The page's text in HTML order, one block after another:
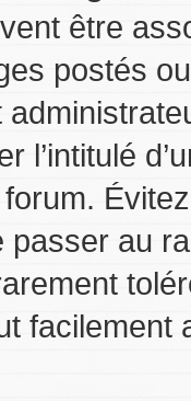
être
postés
l’intitulé
forum.
passer au